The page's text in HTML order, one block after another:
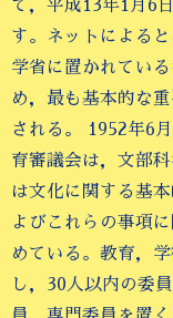
て，平成13年1月6
す。ネットによる
学省に置かれてい
め，最も基本的な
される。 1952年6
育審議会は，文部
は文化に関する基
よびこれらの事項
めている。教育，
し，30人以内の委